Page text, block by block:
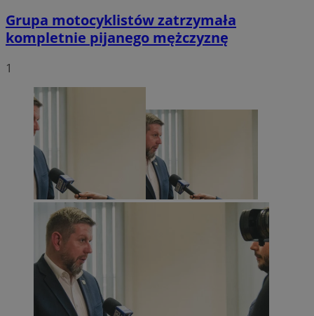
Grupa motocyklistów zatrzymała
kompletnie pijanego mężczyznę
1